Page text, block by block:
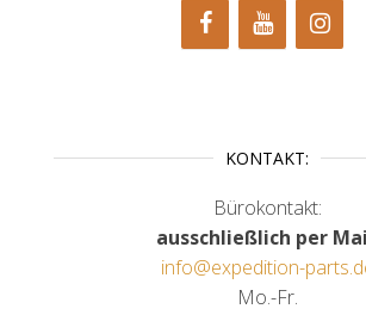
KONTAKT:
Bürokontakt:
ausschließlich per
info@expedition-
Mo.-Fr.